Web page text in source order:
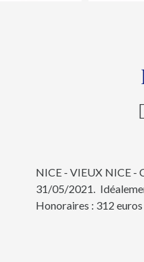
NICE - VIEUX NICE -
31/05/2021.
Honoraires : 312 euros